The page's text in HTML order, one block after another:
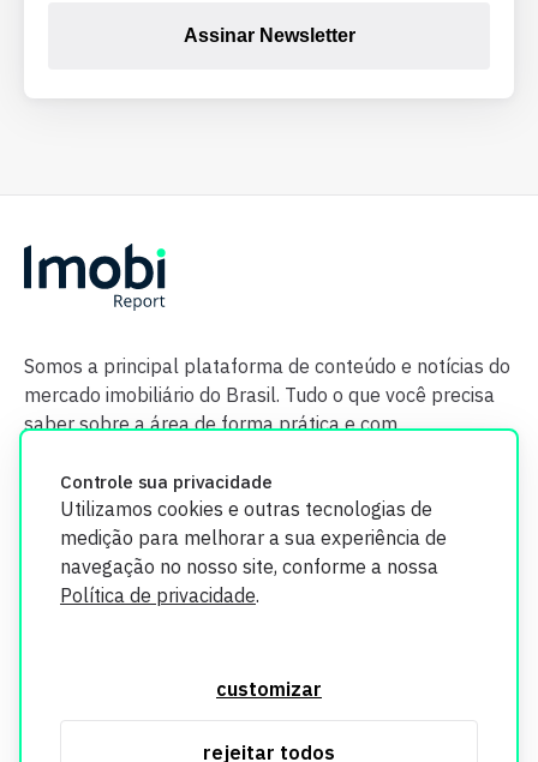
Controle sua privacidade
Utilizamos cookies e outras tecnologias de
medição para melhorar a sua experiência de
navegação no nosso site, conforme a nossa
Política de privacidade.
customizar
rejeitar todos
Assinar Newsletter
Somos a principal plataforma de conteúdo e notícias do
mercado imobiliário do Brasil. Tudo o que você precisa
saber sobre a área de forma prática e com
segurança. Todos os dados coletados em nosso site são
utilizados exclusivamente para fins de aprimoramento de
informações, consulte nossa Política de Privacidade.